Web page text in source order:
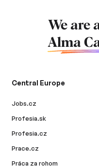
We are
Alma
Central Europe
Jobs.cz
Profesia.sk
Profesia.cz
Prace.cz
Práca za rohom